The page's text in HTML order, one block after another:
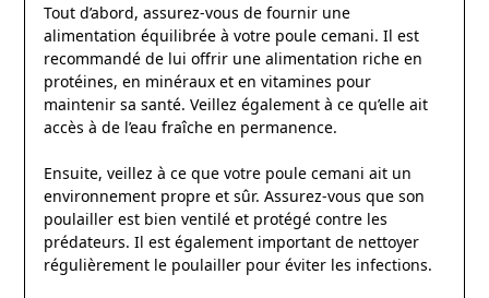
Tout d’abord, assurez-vous de fournir une
alimentation équilibrée à votre poule cemani. Il est
recommandé de lui offrir une alimentation riche en
protéines, en minéraux et en vitamines pour
maintenir sa santé. Veillez également à ce qu’elle ait
accès à de l’eau fraîche en permanence.
Ensuite, veillez à ce que votre poule cemani ait un
environnement propre et sûr. Assurez-vous que son
poulailler est bien ventilé et protégé contre les
prédateurs. Il est également important de nettoyer
régulièrement le poulailler pour éviter les infections.